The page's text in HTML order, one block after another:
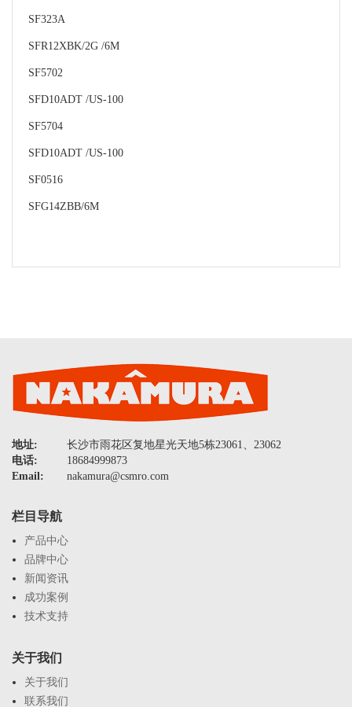
SF323A
SFR12XBK/2G /6M
SF5702
SFD10ADT /US-100
SF5704
SFD10ADT /US-100
SF0516
SFG14ZBB/6M
地址:
长沙市雨花区复地星光天地5栋23061、23062
电话:
18684999873
Email:
nakamura@csmro.com
栏目导航
产品中心
品牌中心
新闻资讯
成功案例
技术支持
关于我们
关于我们
联系我们